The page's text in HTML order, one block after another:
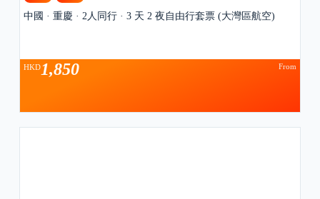
中國 · 重慶 · 2人同行 · 3 天 2 夜自由行套票 (大灣區航空)
From
HKD1,850